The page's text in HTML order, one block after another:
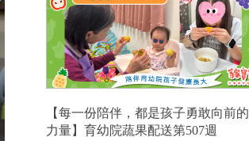
【每一份陪伴，都是孩子勇敢向前的
力量】育幼院蔬果配送第507週